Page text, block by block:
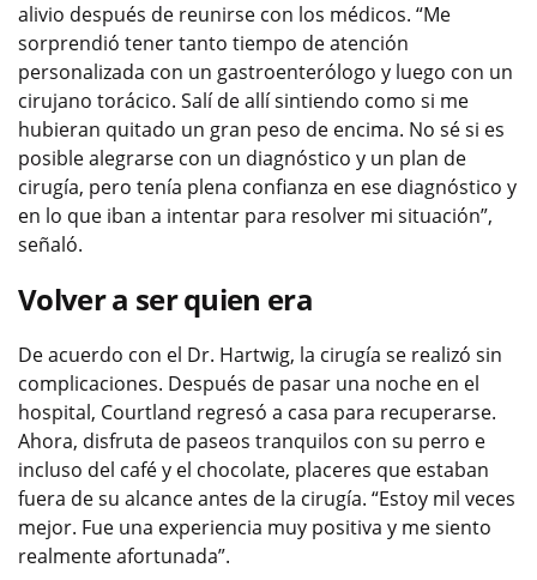
alivio después de reunirse con los médicos. “Me
sorprendió tener tanto tiempo de atención
personalizada con un gastroenterólogo y luego con un
cirujano torácico. Salí de allí sintiendo como si me
hubieran quitado un gran peso de encima. No sé si es
posible alegrarse con un diagnóstico y un plan de
cirugía, pero tenía plena confianza en ese diagnóstico y
en lo que iban a intentar para resolver mi situación”,
señaló.
Volver a ser quien era
De acuerdo con el Dr. Hartwig, la cirugía se realizó sin
complicaciones. Después de pasar una noche en el
hospital, Courtland regresó a casa para recuperarse.
Ahora, disfruta de paseos tranquilos con su perro e
incluso del café y el chocolate, placeres que estaban
fuera de su alcance antes de la cirugía. “Estoy mil veces
mejor. Fue una experiencia muy positiva y me siento
realmente afortunada”.